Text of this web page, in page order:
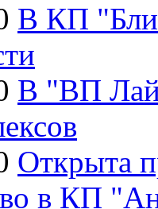
В КП
В "ВП
Открыта
в КП